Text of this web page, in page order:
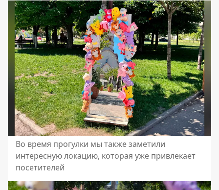
Во время прогулки мы также заметили
интересную локацию, которая уже привлекает
посетителей